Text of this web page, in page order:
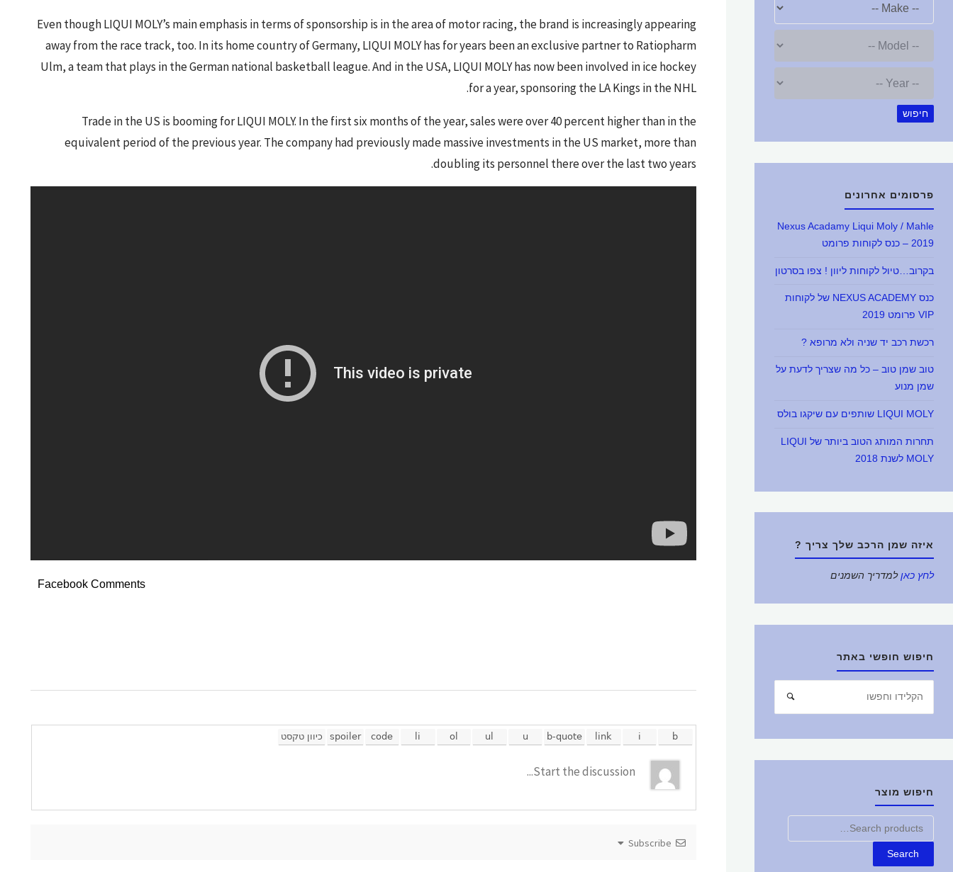
Even though LIQUI MOLY’s main emphasis in terms of sponsorship is in the area of motor racing, the brand is increasingly appearing
away from the race track, too. In its home country of Germany, LIQUI MOLY has for years been an exclusive partner to Ratiopharm
Ulm, a team that plays in the German national basketball league. And in the USA, LIQUI MOLY has now been involved in ice hockey
for a year, sponsoring the LA Kings in the NHL.
Trade in the US is booming for LIQUI MOLY. In the first six months of the year, sales were over 40 percent higher than in the
equivalent period of the previous year. The company had previously made massive investments in the US market, more than
doubling its personnel there over the last two years.
Facebook Comments
חיפוש
פרסומים אחרונים
Nexus Acadamy Liqui Moly / Mahle
2019 – כנס לקוחות פרומט
בקרוב…טיול לקוחות ליוון ! צפו בסרטון
כנס NEXUS ACADEMY של לקוחות
VIP פרומט 2019
רכשת רכב יד שניה ולא מרופא ?
טוב שמן טוב – כל מה שצריך לדעת על
שמן מנוע
LIQUI MOLY שותפים עם שיקגו בולס
תחרות המותג הטוב ביותר של LIQUI
MOLY לשנת 2018
איזה שמן הרכב שלך צריך ?
לחץ כאן למדריך השמנים
חיפוש חופשי באתר
חיפוש
חיפוש מוצר
את:
Search